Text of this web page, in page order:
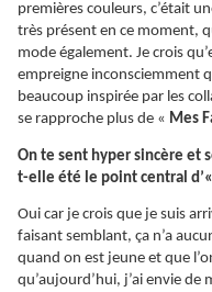
premières couleurs, c’était
très présent en ce moment,
mode également. Je crois
empreigne inconsciemment
beaucoup inspirée par les
se rapproche plus de « Mes
On te sent hyper sincère et
t-elle été le point central
Oui car je crois que je suis
faisant semblant, ça n’a
quand on est jeune et que
qu’aujourd’hui, j’ai envie de